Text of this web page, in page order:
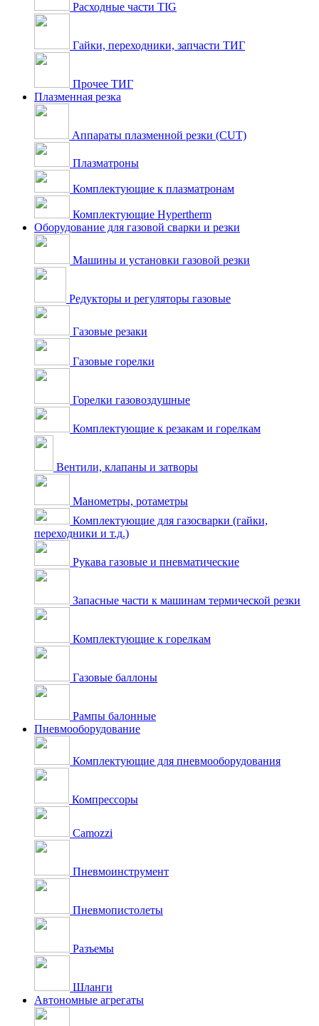
Расходные части TIG
Гайки, переходники, запчасти ТИГ
Прочее ТИГ
Плазменная резка
Аппараты плазменной резки (CUT)
Плазматроны
Комплектующие к плазматронам
Комплектующие Hypertherm
Оборудование для газовой сварки и резки
Машины и установки газовой резки
Редукторы и регуляторы газовые
Газовые резаки
Газовые горелки
Горелки газовоздушные
Комплектующие к резакам и горелкам
Вентили, клапаны и затворы
Манометры, ротаметры
Комплектующие для газосварки (гайки,
переходники и т.д.)
Рукава газовые и пневматические
Запасные части к машинам термической резки
Комплектующие к горелкам
Газовые баллоны
Рампы балонные
Пневмооборудование
Комплектующие для пневмооборудования
Компрессоры
Camozzi
Пневмоинструмент
Пневмопистолеты
Разъемы
Шланги
Автономные агрегаты